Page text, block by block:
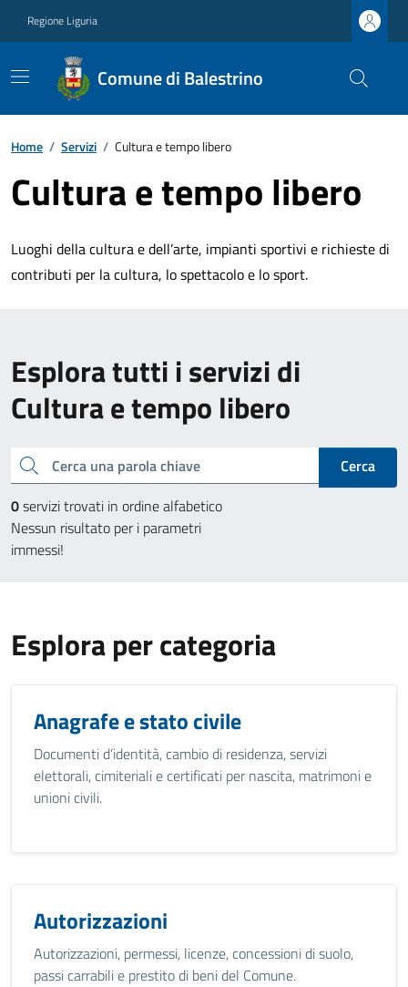
Regione Liguria
Comune di Balestrino
Home / Servizi / Cultura e tempo libero
Cultura e tempo libero
Luoghi della cultura e dell’arte, impianti sportivi e richieste di
contributi per la cultura, lo spettacolo e lo sport.
Esplora tutti i servizi di
Cultura e tempo libero
Cerca una parola chiave
Cerca
0servizi trovati in ordine alfabetico
Nessun risultato per i parametri
immessi!
Esplora per categoria
Anagrafe e stato civile
Documenti d’identità, cambio di residenza, servizi
elettorali, cimiteriali e certificati per nascita, matrimoni e
unioni civili.
Autorizzazioni
Autorizzazioni, permessi, licenze, concessioni di suolo,
passi carrabili e prestito di beni del Comune.